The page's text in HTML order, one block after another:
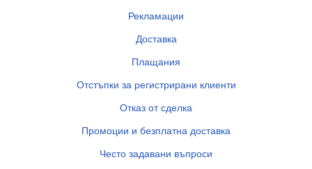
Рекламации
Доставка
Плащания
Отстъпки за регистрирани клиенти
Отказ от сделка
Промоции и безплатна доставка
Често задавани въпроси